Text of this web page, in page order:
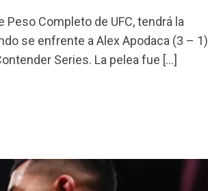
Peso Completo de UFC, tendrá la
se enfrente a Alex Apodaca (3 – 1)
Series. La pelea fue […]